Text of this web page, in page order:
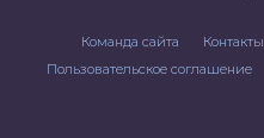
Команда сайта Контакты
Пользовательское соглашение